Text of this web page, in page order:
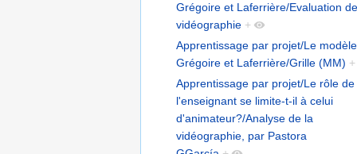
Grégoire et Laferrière/Evaluation
vidéographie +
Apprentissage par projet/Le
Grégoire et Laferrière/Grille (MM) +
Apprentissage par projet/Le rôle de
l'enseignant se limite-t-il à celui
d'animateur?/Analyse de la
vidéographie, par Pastora